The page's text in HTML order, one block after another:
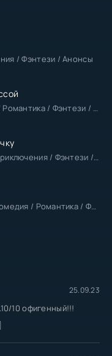
/ Фэнтези / Анонсы
Аниме сериалы / Комедия / Романтика / Фэнтези / Анонсы
Аниме сериалы / Экшен / Приключения / Фэнтези / Анонсы
Аниме сериалы / Драма / Комедия / Романтика / Фантастика / Анонсы
25.09.23
10 офигенный!!!